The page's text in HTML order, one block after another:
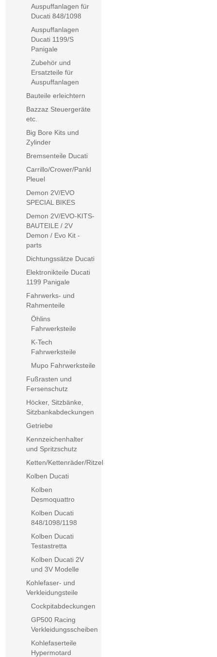
Auspuffanlagen für
Ducati 848/1098
Auspuffanlagen
Ducati 1199/S
Panigale
Zubehör und
Ersatzteile für
Auspuffanlagen
Bauteile erleichtern
Bazzaz Steuergeräte
etc.
Big Bore Kits und
Zylinder
Bremsenteile Ducati
Carrillo/Crower/Pankl
Pleuel
Demon 2V/EVO
SPECIAL BIKES
Demon 2V/EVO-KITS-
BAUTEILE / 2V
Demon / Evo Kit -
parts
Dichtungssätze Ducati
Elektronikteile Ducati
1199 Panigale
Fahrwerks- und
Rahmenteile
Öhlins
Fahrwerksteile
K-Tech
Fahrwerksteile
Mupo Fahrwerksteile
Fußrasten und
Fersenschutz
Höcker, Sitzbänke,
Sitzbankabdeckungen
Getriebe
Kennzeichenhalter
und Spritzschutz
Ketten/Kettenräder/Ritzel
Kolben Ducati
Kolben
Desmoquattro
Kolben Ducati
848/1098/1198
Kolben Ducati
Testastretta
Kolben Ducati 2V
und 3V Modelle
Kohlefaser- und
Verkleidungsteile
Cockpitabdeckungen
GP500 Racing
Verkleidungsscheiben
Kohlefaserteile
Hypermotard